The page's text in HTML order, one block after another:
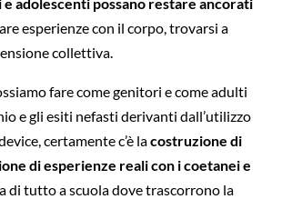
esperienze con il corpo, trovarsi a
collettiva.
fare come genitori e come adulti
e gli esiti nefasti derivanti dall’utilizzo
certamente c’è lacostruzione di
di esperienze reali con i coetanei e
di tutto a scuola dove trascorrono la